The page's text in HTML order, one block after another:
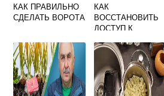
КАК ПРАВИЛЬНО
СДЕЛАТЬ ВОРОТА
КАК
ВОССТАНОВИТЬ
ДОСТУП К